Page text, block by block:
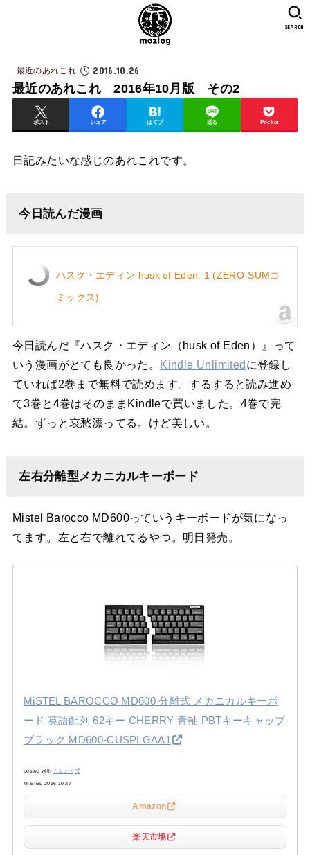
SEARCH
最近のあれこれ 2016.10.26
最近のあれこれ 2016年10月版 その2
ポスト シェア はてブ 送る Pocket
日記みたいな感じのあれこれです。
今日読んだ漫画
ハスク・エディン husk of Eden: 1 (ZERO-SUMコ
ミックス)
今日読んだ『ハスク・エディン（husk of Eden）』って
いう漫画がとても良かった。
Kindle Unlimited に登録し
ていれば2巻まで無料で読めます。するすると読み進め
て3巻と4巻はそのままKindleで買いました。4巻で完
結。ずっと哀愁漂ってる。けど美しい。
左右分離型メカニカルキーボード
Mistel Barocco MD600っていうキーボードが気になっ
てます。左と右で離れてるやつ。明日発売。
MiSTEL BAROCCO MD600 分離式 メカニカルキーボ
ード 英語配列 62キー CHERRY 青軸 PBTキーキャップ
ブラック MD600-CUSPLGAA1
posted with カエレバ
MiSTEL 2016-10-27
Amazon
楽天市場